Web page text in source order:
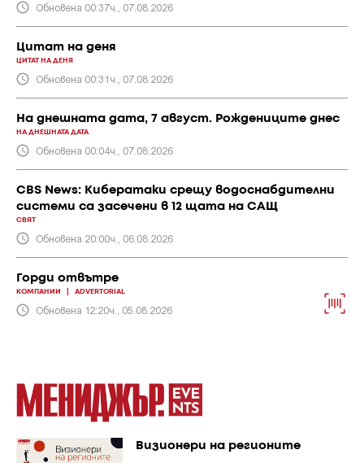
Обновена 00:37ч., 07.08.2026
Цитат на деня
ЦИТАТ НА ДЕНЯ
Обновена 00:31ч., 07.08.2026
На днешната дата, 7 август. Рождениците днес
НА ДНЕШНАТА ДАТА
Обновена 00:04ч., 07.08.2026
CBS News: Кибератаки срещу водоснабдителни
системи са засечени в 12 щата на САЩ
СВЯТ
Обновена 20:00ч., 06.08.2026
Горди отвътре
КОМПАНИИ ADVERTORIAL
Обновена 12:20ч., 05.08.2026
Визионери на регионите